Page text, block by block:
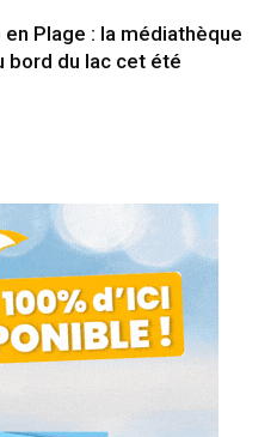
en Plage : la médiathèque
bord du lac cet été